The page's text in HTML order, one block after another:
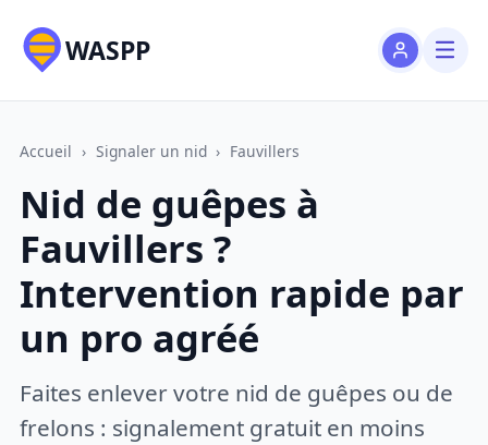
WASPP
Accueil › Signaler un nid › Fauvillers
Nid de guêpes à
Fauvillers ?
Intervention rapide par
un pro agréé
Faites enlever votre nid de guêpes ou de
frelons : signalement gratuit en moins